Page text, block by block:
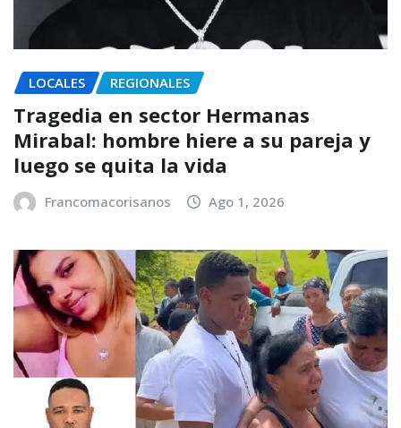
LOCALES REGIONALES
Tragedia en sector Hermanas
Mirabal: hombre hiere a su pareja y
luego se quita la vida
Francomacorisanos Ago 1, 2026